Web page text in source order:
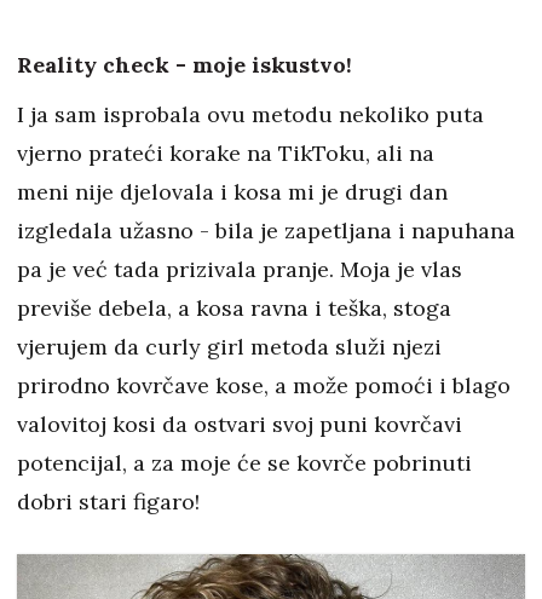
Reality check - moje iskustvo!
I ja sam isprobala ovu metodu nekoliko puta
vjerno prateći korake na TikToku, ali na
meni nije djelovala i kosa mi je drugi dan
izgledala užasno - bila je zapetljana i napuhana
pa je već tada prizivala pranje. Moja je vlas
previše debela, a kosa ravna i teška, stoga
vjerujem da curly girl metoda služi njezi
prirodno kovrčave kose, a može pomoći i blago
valovitoj kosi da ostvari svoj puni kovrčavi
potencijal, a za moje će se kovrče pobrinuti
dobri stari figaro!